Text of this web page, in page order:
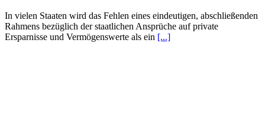
In vielen Staaten wird das Fehlen eines eindeutigen, abschließenden
Rahmens bezüglich der staatlichen Ansprüche auf private
Ersparnisse und Vermögenswerte als ein [...]